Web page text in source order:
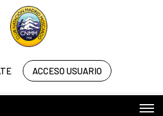
ACCESO USUARIO